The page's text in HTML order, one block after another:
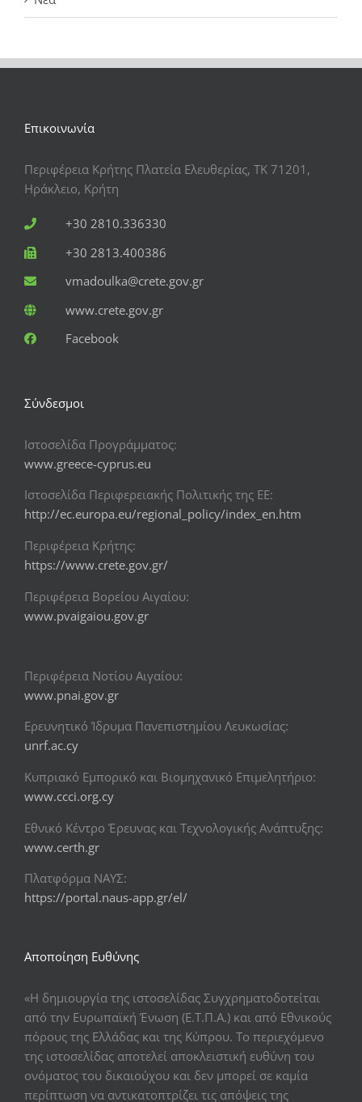
Επικοινωνία
Περιφέρεια Κρήτης Πλατεία Ελευθερίας, ΤΚ 71201,
Ηράκλειο, Κρήτη
+30 2810.336330
+30 2813.400386
vmadoulka@crete.gov.gr
www.crete.gov.gr
Facebook
Σύνδεσμοι
Ιστοσελίδα Προγράμματος:
www.greece-cyprus.eu
Ιστοσελίδα Περιφερειακής Πολιτικής της ΕΕ:
http://ec.europa.eu/regional_policy/index_en.htm
Περιφέρεια Κρήτης:
https://www.crete.gov.gr/
Περιφέρεια Βορείου Αιγαίου:
www.pvaigaiou.gov.gr
Περιφέρεια Νοτίου Αιγαίου:
www.pnai.gov.gr
Ερευνητικό Ίδρυμα Πανεπιστημίου Λευκωσίας:
unrf.ac.cy
Κυπριακό Εμπορικό και Βιομηχανικό Επιμελητήριο:
www.ccci.org.cy
Εθνικό Κέντρο Έρευνας και Τεχνολογικής Ανάπτυξης:
www.certh.gr
Πλατφόρμα ΝΑΥΣ:
https://portal.naus-app.gr/el/
Αποποίηση Ευθύνης
«Η δημιουργία της ιστοσελίδας Συγχρηματοδοτείται
από την Ευρωπαϊκή Ένωση (Ε.Τ.Π.Α.) και από Εθνικούς
πόρους της Ελλάδας και της Κύπρου. Το περιεχόμενο
της ιστοσελίδας αποτελεί αποκλειστική ευθύνη του
ονόματος του δικαιούχου και δεν μπορεί σε καμία
περίπτωση να αντικατοπτρίζει τις απόψεις της